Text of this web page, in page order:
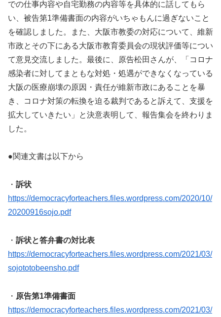
での仕事内容や自宅勤務の内容等を具体的に話してもら
い、被告第1準備書面の内容がいちゃもんに過ぎないこと
を確認しました。また、大阪市教委の対応について、維新
市政とその下にある大阪市教育委員会の現状評価等につい
て意見交流しました。最後に、原告松田さんが、「コロナ
感染者に対してまともな対処・処遇ができなくなっている
大阪の医療崩壊の原因・責任が維新市政にあることを暴
き、コロナ対策の転換を迫る裁判であると訴えて、支援を
拡大していきたい」と決意表明して、報告集会を終わりま
した。
●関連文書は以下から
・ 訴状
https://democracyforteachers.files.wordpress.com/2020/10/
20200916sojo.pdf
・ 訴状と答弁書の対比表
https://democracyforteachers.files.wordpress.com/2021/03/
sojototobeensho.pdf
・ 原告第1準備書面
https://democracyforteachers.files.wordpress.com/2021/03/